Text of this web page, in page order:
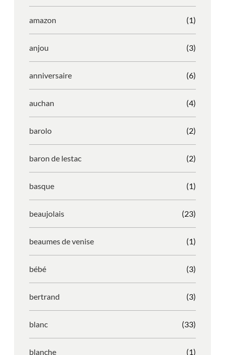
amazon (1)
anjou (3)
anniversaire (6)
auchan (4)
barolo (2)
baron de lestac (2)
basque (1)
beaujolais (23)
beaumes de venise (1)
bébé (3)
bertrand (3)
blanc (33)
blanche (1)